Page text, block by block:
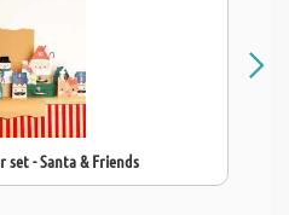
set - Santa & Friends